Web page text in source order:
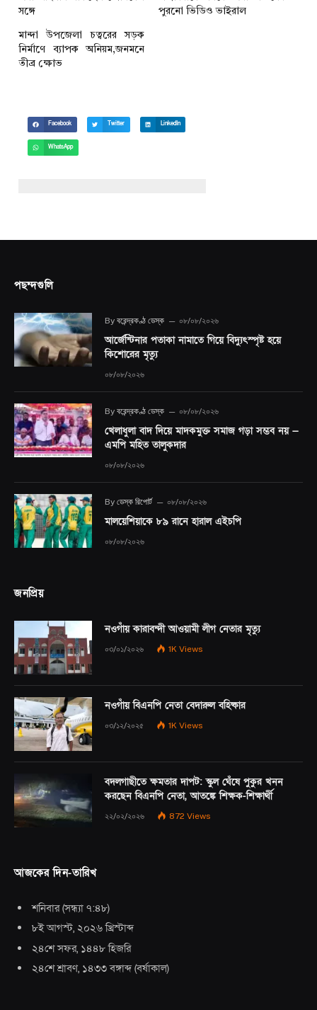
সঙ্গে
পুরনো ভিডিও ভাইরাল
মান্দা উপজেলা চত্বরের সড়ক
নির্মাণে ব্যাপক অনিয়ম,জনমনে
তীব্র ক্ষোভ
Facebook Twitter LinkedIn
WhatsApp
পছন্দগুলি
By বরেন্দ্রকণ্ঠ ডেস্ক ০৮/০৮/২০২৬
আর্জেন্টিনার পতাকা নামাতে গিয়ে বিদ্যুৎস্পৃষ্ট হয়ে
কিশোরের মৃত্যু
০৮/০৮/২০২৬
By বরেন্দ্রকণ্ঠ ডেস্ক ০৮/০৮/২০২৬
খেলাধুলা বাদ দিয়ে মাদকমুক্ত সমাজ গড়া সম্ভব নয় —
এমপি মহিত তালুকদার
০৮/০৮/২০২৬
By ডেস্ক রিপোর্ট ০৮/০৮/২০২৬
মালয়েশিয়াকে ৮৯ রানে হারাল এইচপি
০৮/০৮/২০২৬
জনপ্রিয়
নওগাঁয় কারাবন্দী আওয়ামী লীগ নেতার মৃত্যু
০৩/০১/২০২৬ 1K Views
নওগাঁয় বিএনপি নেতা বেদারুল বহিষ্কার
০৩/১২/২০২৫ 1K Views
বদলগাছীতে ক্ষমতার দাপট: স্কুল ঘেঁষে পুকুর খনন
করছেন বিএনপি নেতা, আতঙ্কে শিক্ষক-শিক্ষার্থী
২২/০২/২০২৬ 872 Views
আজকের দিন-তারিখ
শনিবার(সন্ধ্যা ৭:৪৮)
৮ই আগস্ট, ২০২৬ খ্রিস্টাব্দ
২৪শে সফর, ১৪৪৮ হিজরি
২৪শে শ্রাবণ, ১৪৩৩ বঙ্গাব্দ (বর্ষাকাল)